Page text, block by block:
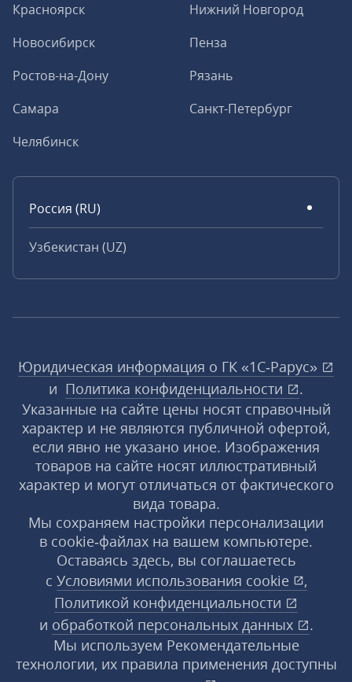
Красноярск
Нижний Новгород
Новосибирск
Пенза
Ростов-на-Дону
Рязань
Самара
Санкт-Петербург
Челябинск
Россия (RU)
Узбекистан (UZ)
Юридическая информация о ГК «1С‑Рарус»
и Политика конфиденциальности
.
Указанные на сайте цены носят справочный
характер и не являются публичной офертой,
если явно не указано иное. Изображения
товаров на сайте носят иллюстративный
характер и могут отличаться от фактического
вида товара.
Мы сохраняем настройки персонализации
в cookie‑файлах на вашем компьютере.
Оставаясь здесь, вы соглашаетесь
с Условиями использования cookie
,
Политикой конфиденциальности
и обработкой персональных данных
.
Мы используем Рекомендательные
технологии, их правила применения доступны